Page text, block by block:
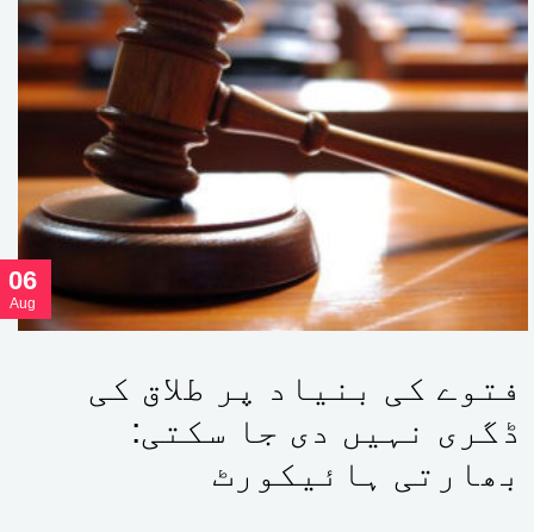
06
Aug
فتوے کی بنیاد پر طلاق کی
ڈگری نہیں دی جا سکتی:
بھارتی ہائیکورٹ